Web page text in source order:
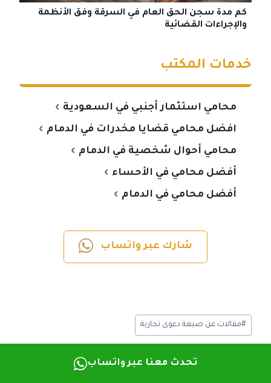
تحدث معنا عبر واتساب
كم مدة سجن الحق العام في السرقة وفق الأنظمة
والإجراءات القضائية
خدمات المكتب
محامي استثمار أجنبي في السعودية
افضل محامي قضايا مخدرات في الدمام
محامي أحوال شخصية في الدمام
أفضل محامي في الأحساء
أفضل محامي في الدمام
شارك عبر واتساب
#مقالات عن صيغة دعوى تجارية